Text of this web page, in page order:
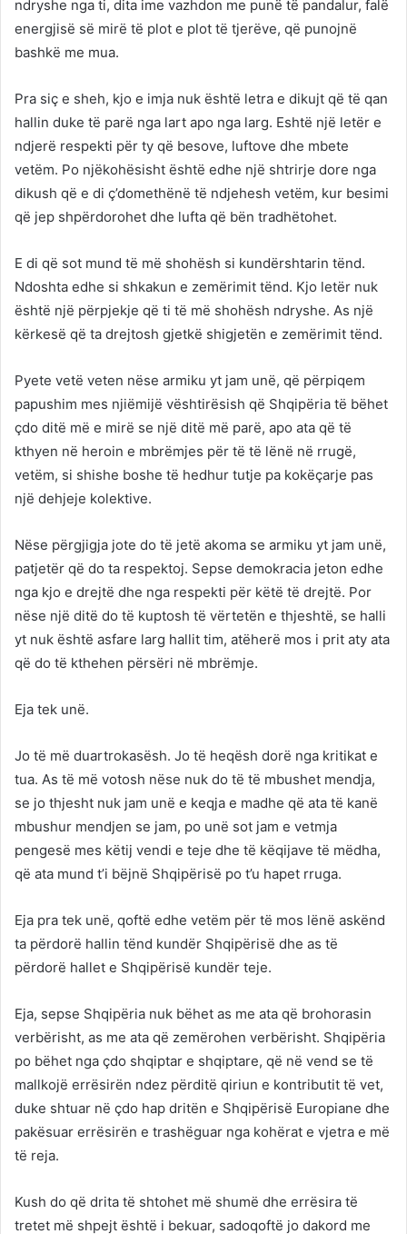
ndryshe nga ti, dita ime vazhdon me punë të pandalur, falë
energjisë së mirë të plot e plot të tjerëve, që punojnë
bashkë me mua.
Pra siç e sheh, kjo e imja nuk është letra e dikujt që të qan
hallin duke të parë nga lart apo nga larg. Eshtë një letër e
ndjerë respekti për ty që besove, luftove dhe mbete
vetëm. Po njëkohësisht është edhe një shtrirje dore nga
dikush që e di ç’domethënë të ndjehesh vetëm, kur besimi
që jep shpërdorohet dhe lufta që bën tradhëtohet.
E di që sot mund të më shohësh si kundërshtarin tënd.
Ndoshta edhe si shkakun e zemërimit tënd. Kjo letër nuk
është një përpjekje që ti të më shohësh ndryshe. As një
kërkesë që ta drejtosh gjetkë shigjetën e zemërimit tënd.
Pyete vetë veten nëse armiku yt jam unë, që përpiqem
papushim mes njiëmijë vështirësish që Shqipëria të bëhet
çdo ditë më e mirë se një ditë më parë, apo ata që të
kthyen në heroin e mbrëmjes për të të lënë në rrugë,
vetëm, si shishe boshe të hedhur tutje pa kokëçarje pas
një dehjeje kolektive.
Nëse përgjigja jote do të jetë akoma se armiku yt jam unë,
patjetër që do ta respektoj. Sepse demokracia jeton edhe
nga kjo e drejtë dhe nga respekti për këtë të drejtë. Por
nëse një ditë do të kuptosh të vërtetën e thjeshtë, se halli
yt nuk është asfare larg hallit tim, atëherë mos i prit aty ata
që do të kthehen përsëri në mbrëmje.
Eja tek unë.
Jo të më duartrokasësh. Jo të heqësh dorë nga kritikat e
tua. As të më votosh nëse nuk do të të mbushet mendja,
se jo thjesht nuk jam unë e keqja e madhe që ata të kanë
mbushur mendjen se jam, po unë sot jam e vetmja
pengesë mes këtij vendi e teje dhe të këqijave të mëdha,
që ata mund t’i bëjnë Shqipërisë po t’u hapet rruga.
Eja pra tek unë, qoftë edhe vetëm për të mos lënë askënd
ta përdorë hallin tënd kundër Shqipërisë dhe as të
përdorë hallet e Shqipërisë kundër teje.
Eja, sepse Shqipëria nuk bëhet as me ata që brohorasin
verbërisht, as me ata që zemërohen verbërisht. Shqipëria
po bëhet nga çdo shqiptar e shqiptare, që në vend se të
mallkojë errësirën ndez përditë qiriun e kontributit të vet,
duke shtuar në çdo hap dritën e Shqipërisë Europiane dhe
pakësuar errësirën e trashëguar nga kohërat e vjetra e më
të reja.
Kush do që drita të shtohet më shumë dhe errësira të
tretet më shpejt është i bekuar, sadoqoftë jo dakord me